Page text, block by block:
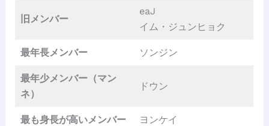
旧メンバー
eaJ
イム・ジュンヒョク
最年長メンバー ソンジン
最年少メンバー（マン
ネ）
ドウン
最も身長が高いメンバー ヨンケイ